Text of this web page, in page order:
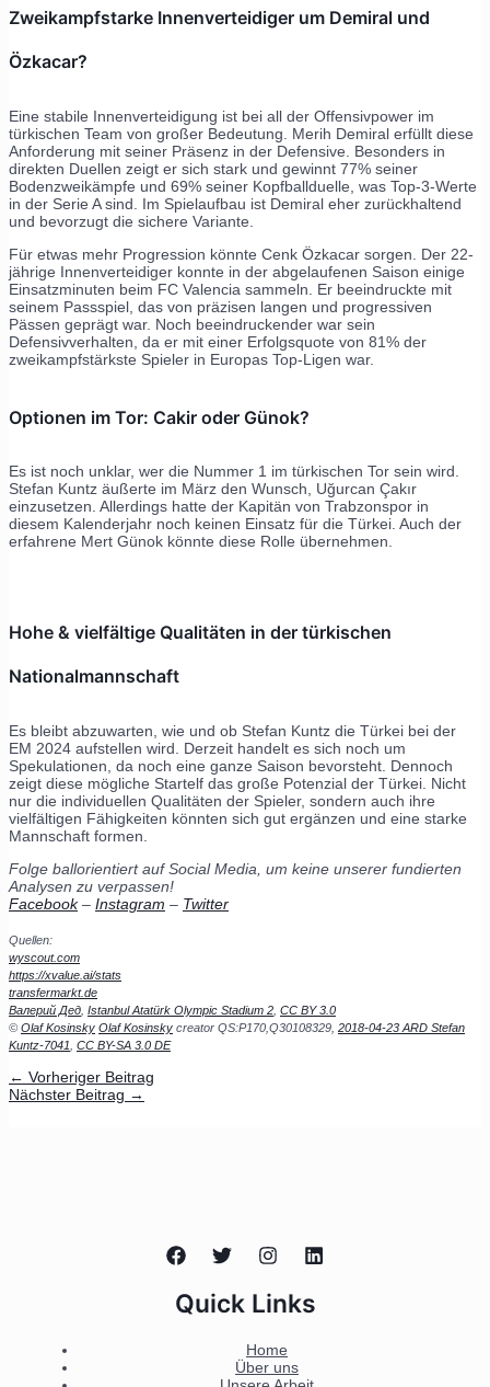
Zweikampfstarke Innenverteidiger um Demiral und
Özkacar?
Eine stabile Innenverteidigung ist bei all der Offensivpower im
türkischen Team von großer Bedeutung. Merih Demiral erfüllt diese
Anforderung mit seiner Präsenz in der Defensive. Besonders in
direkten Duellen zeigt er sich stark und gewinnt 77% seiner
Bodenzweikämpfe und 69% seiner Kopfballduelle, was Top-3-Werte
in der Serie A sind. Im Spielaufbau ist Demiral eher zurückhaltend
und bevorzugt die sichere Variante.
Für etwas mehr Progression könnte Cenk Özkacar sorgen. Der 22-
jährige Innenverteidiger konnte in der abgelaufenen Saison einige
Einsatzminuten beim FC Valencia sammeln. Er beeindruckte mit
seinem Passspiel, das von präzisen langen und progressiven
Pässen geprägt war. Noch beeindruckender war sein
Defensivverhalten, da er mit einer Erfolgsquote von 81% der
zweikampfstärkste Spieler in Europas Top-Ligen war.
Optionen im Tor: Cakir oder Günok?
Es ist noch unklar, wer die Nummer 1 im türkischen Tor sein wird.
Stefan Kuntz äußerte im März den Wunsch, Uğurcan Çakır
einzusetzen. Allerdings hatte der Kapitän von Trabzonspor in
diesem Kalenderjahr noch keinen Einsatz für die Türkei. Auch der
erfahrene Mert Günok könnte diese Rolle übernehmen.
Hohe & vielfältige Qualitäten in der türkischen
Nationalmannschaft
Es bleibt abzuwarten, wie und ob Stefan Kuntz die Türkei bei der
EM 2024 aufstellen wird. Derzeit handelt es sich noch um
Spekulationen, da noch eine ganze Saison bevorsteht. Dennoch
zeigt diese mögliche Startelf das große Potenzial der Türkei. Nicht
nur die individuellen Qualitäten der Spieler, sondern auch ihre
vielfältigen Fähigkeiten könnten sich gut ergänzen und eine starke
Mannschaft formen.
Folge ballorientiert auf Social Media, um keine unserer fundierten
Analysen zu verpassen!
Facebook– Instagram – Twitter
Quellen:
wyscout.com
https://xvalue.ai/stats
transfermarkt.de
Валерий Дед Istanbul Atatürk Olympic Stadium 2 CC BY 3.0
© Olaf Kosinsky Olaf Kosinsky creator QS:P170,Q30108329, 2018-04-23 ARD Stefan
Kuntz-7041 CC BY-SA 3.0 DE
← Vorheriger Beitrag
Nächster Beitrag →
Quick Links
Home
Über uns